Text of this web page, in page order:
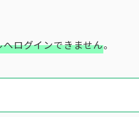
へログインできません。